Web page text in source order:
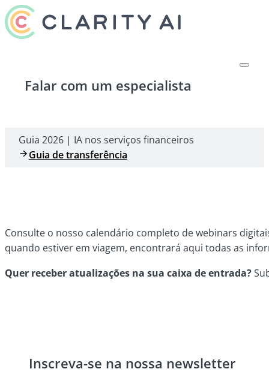
Falar com um especialista
Guia 2026 | IA nos serviços financeiros
Guia de transferência
Consulte o nosso calendário completo de webinars
quando estiver em viagem, encontrará aqui todas as
Quer receber atualizações na sua caixa de entrada?
Inscreva-se na nossa newsletter